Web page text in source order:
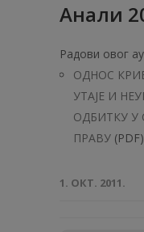
Анали
Радови овог
ОДНОС
УТАЈЕ И
ОДБИТКУ
ПРАВУ (PDF)
1. ОКТ. 2011.